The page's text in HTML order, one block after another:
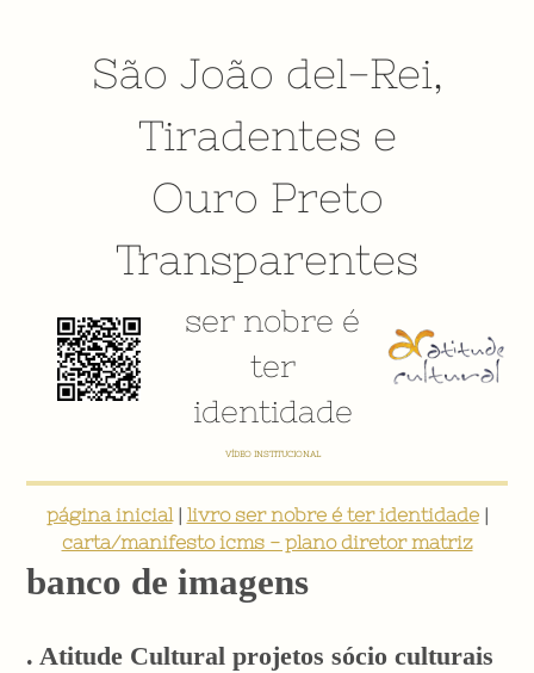
São João del-Rei,
Tiradentes e
Ouro Preto
Transparentes
ser nobre é
ter
identidade
E-BOOK: "SER NOBRE É TER IDENTIDADE: INVENTÁRIO DIGITAL PARTICIPATIVO SOBRE O PATRIMÔNIO
página inicial| livro ser nobre é ter identidade|
carta/manifesto icms - plano diretor matriz
banco de imagens
. Atitude Cultural projetos sócio culturais